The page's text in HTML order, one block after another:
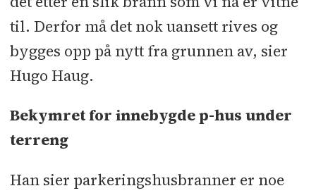
til. Derfor må det nok uansett rives og
bygges opp på nytt fra grunnen av, sier
Hugo Haug.
Bekymret for innebygde p-hus under
terreng
Han sier parkeringshusbranner er noe